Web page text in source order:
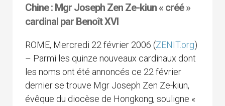
Chine : Mgr Joseph Zen Ze-kiun « créé »
cardinal par Benoît XVI
ROME, Mercredi 22 février 2006 (ZENIT.org)
– Parmi les quinze nouveaux cardinaux dont
les noms ont été annoncés ce 22 février
dernier se trouve Mgr Joseph Zen Ze-kiun,
évêque du diocèse de Hongkong, souligne «